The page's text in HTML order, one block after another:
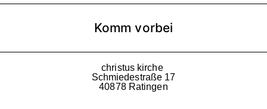
Komm vorbei
christus kirche
Schmiedestraße 17
40878 Ratingen